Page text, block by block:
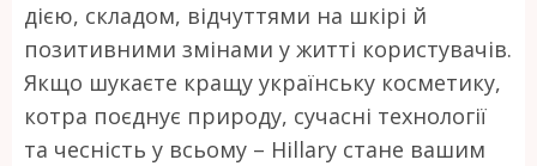
дією, складом, відчуттями на шкірі й
позитивними змінами у житті користувачів.
Якщо шукаєте кращу українську косметику,
котра поєднує природу, сучасні технології
та чесність у всьому – Hillary стане вашим